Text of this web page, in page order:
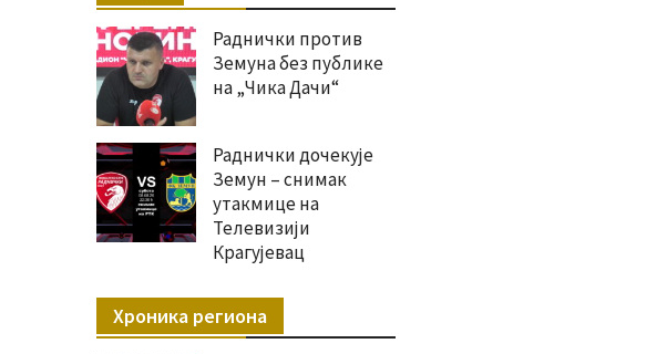
Раднички против
Земуна без публике
на „Чика Дачи“
Раднички дочекује
Земун – снимак
утакмице на
Телевизији
Крагујевац
Хроника региона